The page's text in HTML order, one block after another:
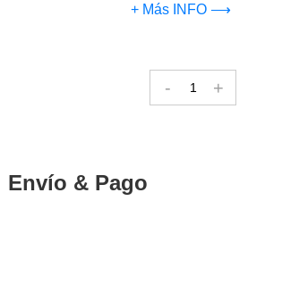
+ Más INFO ⟶
- +
Envío & Pago